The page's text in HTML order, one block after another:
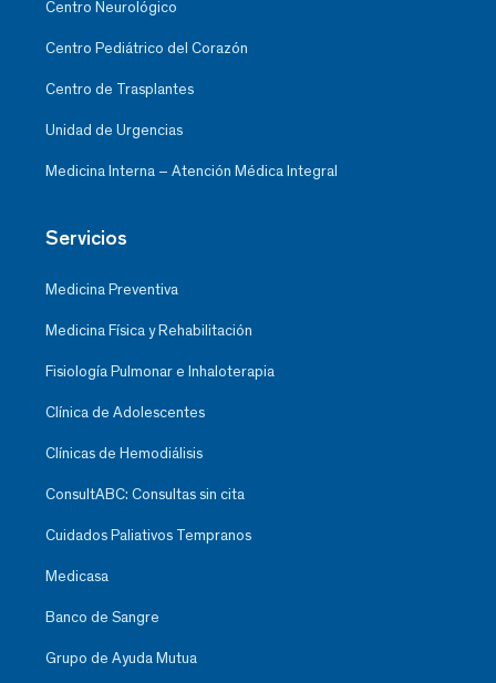
Centro Neurológico
Centro Pediátrico del Corazón
Centro de Trasplantes
Unidad de Urgencias
Medicina Interna – Atención Médica Integral
Servicios
Medicina Preventiva
Medicina Física y Rehabilitación
Fisiología Pulmonar e Inhaloterapia
Clínica de Adolescentes
Clínicas de Hemodiálisis
ConsultABC: Consultas sin cita
Cuidados Paliativos Tempranos
Medicasa
Banco de Sangre
Grupo de Ayuda Mutua